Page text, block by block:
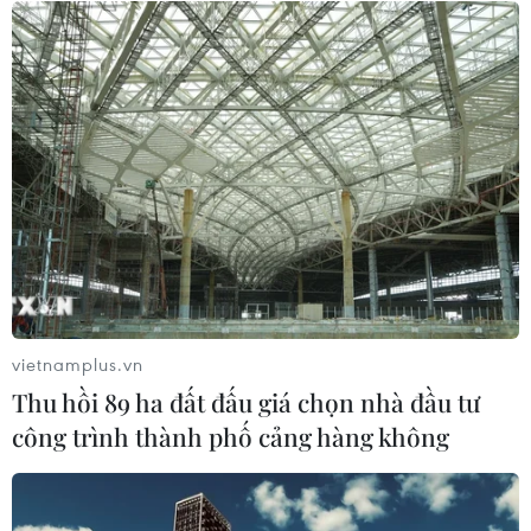
Lộ diện nhà thiết kế sẽ dẫn dắt The
Face Vietnam mùa giải mới
03/06/2026 02:25
Khi tranh dân gian Đông Hồ
được tái hiện bằng ngôn ngữ thời
trang hiện đại
27/05/2026 03:39
Các nhà thiết kế Việt kể câu chuyện
về di sản Áo dài qua triển lãm đặc
27/05/2026 01:03
vietnamplus.vn
Thu hồi 89 ha đất đấu giá chọn nhà đầu tư
công trình thành phố cảng hàng không